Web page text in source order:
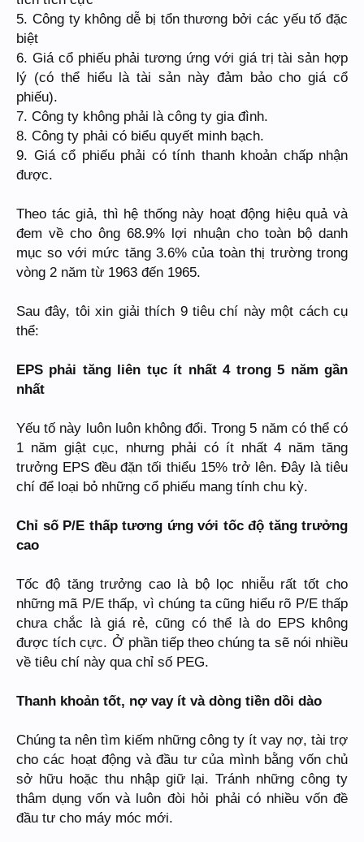
5. Công ty không dễ bị tổn thương bởi các yếu tố đặc
biệt
6. Giá cổ phiếu phải tương ứng với giá trị tài sản hợp
lý (có thể hiểu là tài sản này đảm bảo cho giá cổ
phiếu).
7. Công ty không phải là công ty gia đình.
8. Công ty phải có biểu quyết minh bạch.
9. Giá cổ phiếu phải có tính thanh khoản chấp nhận
được.
Theo tác giả, thì hệ thống này hoạt động hiệu quả và
đem về cho ông 68.9% lợi nhuận cho toàn bộ danh
mục so với mức tăng 3.6% của toàn thị trường trong
vòng 2 năm từ 1963 đến 1965.
Sau đây, tôi xin giải thích 9 tiêu chí này một cách cụ
thể:
EPS phải tăng liên tục ít nhất 4 trong 5 năm gần
nhất
Yếu tố này luôn luôn không đổi. Trong 5 năm có thể có
1 năm giật cục, nhưng phải có ít nhất 4 năm tăng
trưởng EPS đều đặn tối thiểu 15% trở lên. Đây là tiêu
chí để loại bỏ những cổ phiếu mang tính chu kỳ.
Chỉ số P/E thấp tương ứng với tốc độ tăng trưởng
cao
Tốc độ tăng trưởng cao là bộ lọc nhiễu rất tốt cho
những mã P/E thấp, vì chúng ta cũng hiểu rõ P/E thấp
chưa chắc là giá rẻ, cũng có thể là do EPS không
được tích cực. Ở phần tiếp theo chúng ta sẽ nói nhiều
về tiêu chí này qua chỉ số PEG.
Thanh khoản tốt, nợ vay ít và dòng tiền dồi dào
Chúng ta nên tìm kiếm những công ty ít vay nợ, tài trợ
cho các hoạt động và đầu tư của mình bằng vốn chủ
sở hữu hoặc thu nhập giữ lại. Tránh những công ty
thâm dụng vốn và luôn đòi hỏi phải có nhiều vốn đề
đầu tư cho máy móc mới.